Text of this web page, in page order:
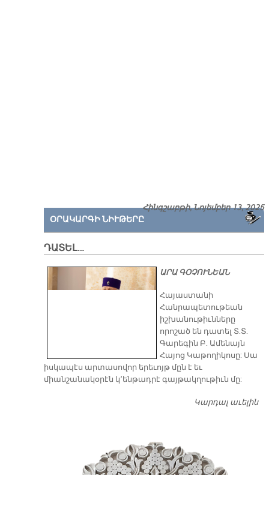
Հինգշաբթի, Նոյեմբեր 13, 2025
ՕՐԱԿԱՐԳԻ ՆԻՒԹԵՐԸ
ԴԱՏԵԼ…
ԱՐԱ ԳՕՉՈՒՆԵԱՆ
​Հայաստանի
Հանրապետութեան
իշխանութիւնները
որոշած են դատել Տ.Տ.
Գարեգին Բ. Ամենայն
Հայոց Կաթողիկոսը: Սա
իսկապէս արտասովոր երեւոյթ մըն է եւ
միանշանակօրէն կ՚ենթադրէ գայթակղութիւն մը:
Կարդալ աւելին